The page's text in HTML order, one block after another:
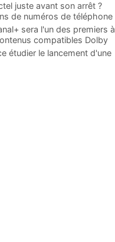
juste avant son arrêt ?
de numéros de téléphone
sera l'un des premiers à
compatibles Dolby
étudier le lancement d'une